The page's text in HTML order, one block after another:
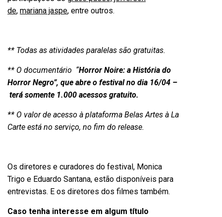
de, mariana jaspe, entre outros.
** Todas as atividades paralelas são gratuitas.
** O documentário “Horror Noire: a História do
Horror Negro”, que abre o festival no dia 16/04 –
terá somente 1.000 acessos gratuito.
** O valor de acesso à plataforma Belas Artes à La
Carte está no serviço, no fim do release.
Os diretores e curadores do festival, Monica
Trigo e Eduardo Santana, estão disponíveis para
entrevistas. E os diretores dos filmes também.
Caso tenha interesse em algum título